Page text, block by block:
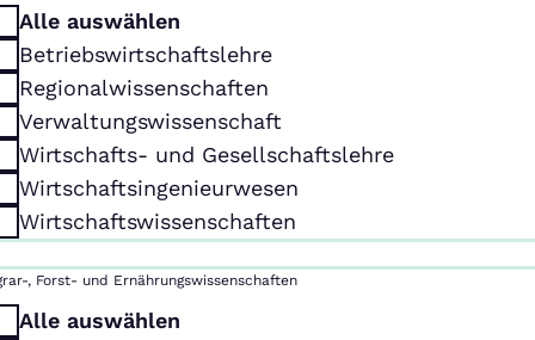
Alle auswählen
Betriebswirtschaftslehre
Regionalwissenschaften
Verwaltungswissenschaft
Wirtschafts- und Gesellschaftslehre
Wirtschaftsingenieurwesen
Wirtschaftswissenschaften
, Forst- und Ernährungswissenschaften
Alle auswählen